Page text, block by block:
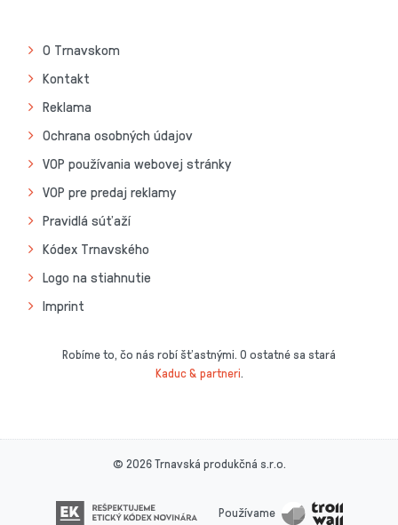
O Trnavskom
Kontakt
Reklama
Ochrana osobných údajov
VOP používania webovej stránky
VOP pre predaj reklamy
Pravidlá súťaží
Kódex Trnavského
Logo na stiahnutie
Imprint
Robíme to, čo nás robí šťastnými. O ostatné sa stará
Kaduc & partneri.
© 2026 Trnavská produkčná s.r.o.
Používame